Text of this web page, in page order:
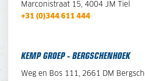
Marconistraat 15, 4004 JM Tiel
+31 (0)344 611 444
KEMP GROEP - BERGSCHENHOEK
Weg en Bos 111, 2661 DM